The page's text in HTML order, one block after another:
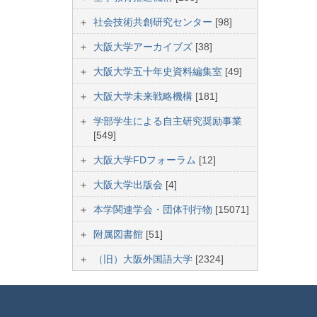
社会技術共創研究センター [98]
大阪大学アーカイブズ [38]
大阪大学五十年史資料編集室 [49]
大阪大学未来戦略機構 [181]
学部学生による自主研究奨励事業
[549]
大阪大学FDフォーラム [12]
大阪大学出版会 [4]
本学関連学会・団体刊行物 [15071]
附属図書館 [51]
（旧）大阪外国語大学 [2324]